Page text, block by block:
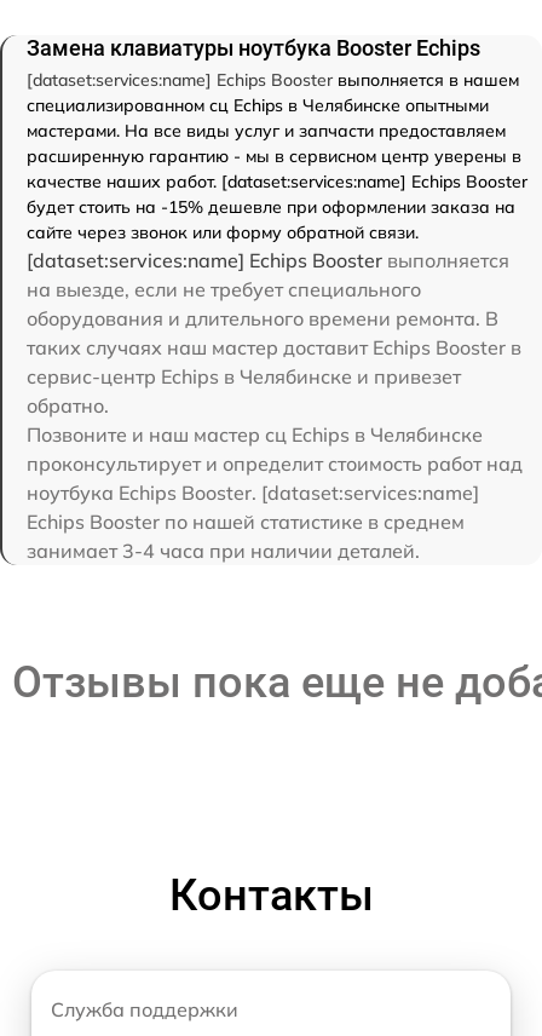
Замена клавиатуры ноутбука Booster Echips
[dataset:services:name] Echips Booster выполняется в нашем
специализированном сц Echips в Челябинске опытными
мастерами. На все виды услуг и запчасти предоставляем
расширенную гарантию - мы в сервисном центр уверены в
качестве наших работ. [dataset:services:name] Echips Booster
будет стоить на -15% дешевле при оформлении заказа на
сайте через звонок или форму обратной связи.
[dataset:services:name] Echips Booster выполняется
на выезде, если не требует специального
оборудования и длительного времени ремонта. В
таких случаях наш мастер доставит Echips Booster в
сервис-центр Echips в Челябинске и привезет
обратно.
Позвоните и наш мастер сц Echips в Челябинске
проконсультирует и определит стоимость работ над
ноутбука Echips Booster. [dataset:services:name]
Echips Booster по нашей статистике в среднем
занимает 3-4 часа при наличии деталей.
Отзывы пока еще не
Контакты
Служба поддержки